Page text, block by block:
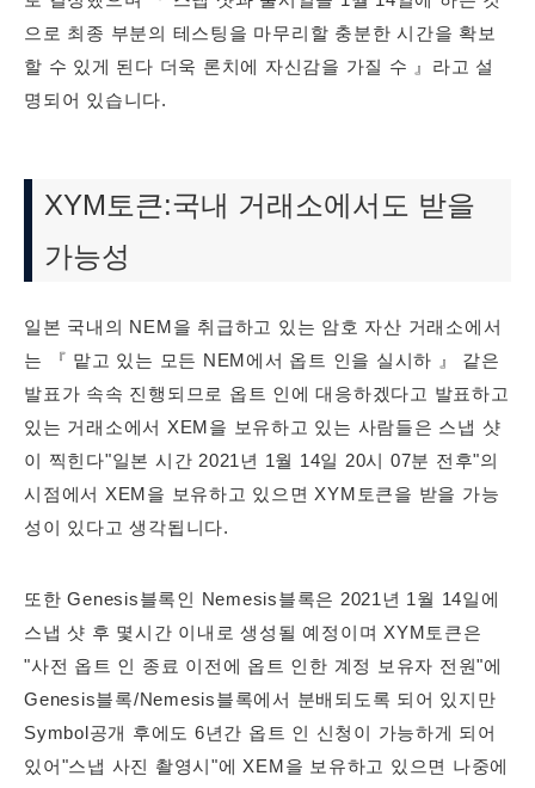
으로 최종 부분의 테스팅을 마무리할 충분한 시간을 확보
할 수 있게 된다 더욱 론치에 자신감을 가질 수 』라고 설
명되어 있습니다.
XYM토큰:국내 거래소에서도 받을
가능성
일본 국내의 NEM을 취급하고 있는 암호 자산 거래소에서
는 『 맡고 있는 모든 NEM에서 옵트 인을 실시하 』 같은
발표가 속속 진행되므로 옵트 인에 대응하겠다고 발표하고
있는 거래소에서 XEM을 보유하고 있는 사람들은 스냅 샷
이 찍힌다"일본 시간 2021년 1월 14일 20시 07분 전후"의
시점에서 XEM을 보유하고 있으면 XYM토큰을 받을 가능
성이 있다고 생각됩니다.
또한 Genesis블록인 Nemesis블록은 2021년 1월 14일에
스냅 샷 후 몇시간 이내로 생성될 예정이며 XYM토큰은
"사전 옵트 인 종료 이전에 옵트 인한 계정 보유자 전원"에
Genesis블록/Nemesis블록에서 분배되도록 되어 있지만
Symbol공개 후에도 6년간 옵트 인 신청이 가능하게 되어
있어"스냅 사진 촬영시"에 XEM을 보유하고 있으면 나중에